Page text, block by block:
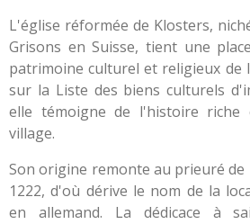
L'église réformée de Klosters,
Grisons en Suisse, tient une
patrimoine culturel et religieux de
sur la Liste des biens culturels
elle témoigne de l'histoire riche
village.
Son origine remonte au prieuré
1222, d'où dérive le nom de la
en allemand. La dédicace à